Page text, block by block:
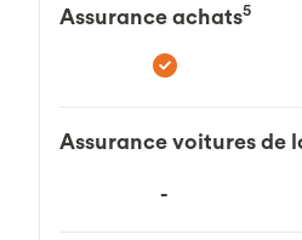
Assurance achats5
Assurance voitures de
-